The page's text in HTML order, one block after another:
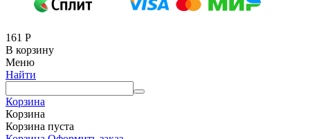
161 Р
В корзину
Меню
Найти
Корзина
Корзина
Корзина пуста